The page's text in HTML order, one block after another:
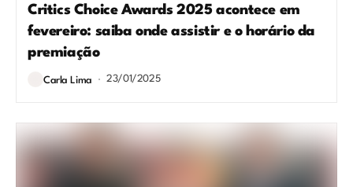
Critics Choice Awards 2025 acontece em
fevereiro: saiba onde assistir e o horário da
premiação
Carla Lima 23/01/2025